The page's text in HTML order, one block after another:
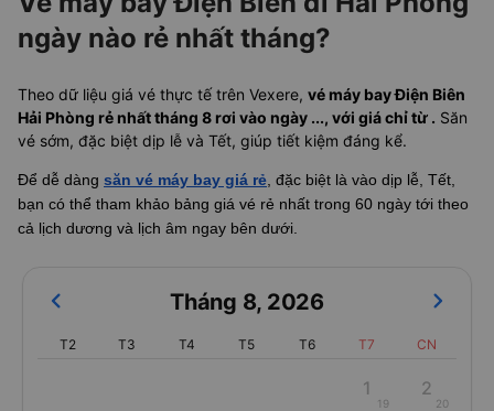
ngày nào rẻ nhất tháng?
Theo dữ liệu giá vé thực tế trên Vexere, vé máy bay Điện Biên
Hải Phòng rẻ nhất tháng 8 rơi vào ngày ..., với giá chỉ từ . Săn
vé sớm, đặc biệt dịp lễ và Tết, giúp tiết kiệm đáng kể.
Để dễ dàng săn vé máy bay giá rẻ , đặc biệt là vào dịp lễ, Tết,
bạn có thể tham khảo bảng giá vé rẻ nhất trong 60 ngày tới theo
cả lịch dương và lịch âm ngay bên dưới.
Tháng 8, 2026
T2 T3 T4 T5 T6 T7 CN
1
19
2
20